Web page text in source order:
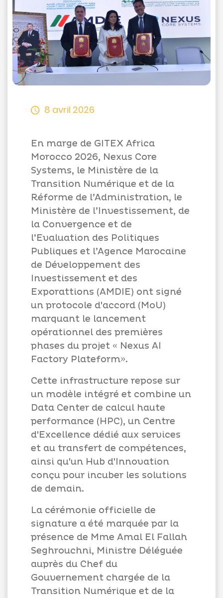
Appels
d'offres
Suggestions
8 avril 2026
En marge de GITEX Africa
Morocco 2026, Nexus Core
Systems, le Ministère de la
Transition Numérique et de la
Réforme de l’Administration, le
Ministère de l’Investissement, de
la Convergence et de
l’Evaluation des Politiques
Publiques et l’Agence Marocaine
de Développement des
Investissement et des
Exporattions (AMDIE) ont signé
un protocole d'accord (MoU)
marquant le lancement
opérationnel des premières
phases du projet « Nexus AI
Factory Plateform».
Cette infrastructure repose sur
un modèle intégré et combine un
Data Center de calcul haute
performance (HPC), un Centre
d'Excellence dédié aux services
et au transfert de compétences,
ainsi qu'un Hub d'Innovation
conçu pour incuber les solutions
de demain.
La cérémonie officielle de
signature a été marquée par la
présence de Mme Amal El Fallah
Seghrouchni, Ministre Déléguée
auprès du Chef du
Gouvernement chargée de la
Transition Numérique et de la